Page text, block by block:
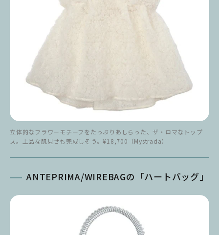
立体的なフラワーモチーフをたっぷりあしらった、ザ・ロマなトップ
ス。上品な肌見せも完成しそう。¥18,700（Mystrada）
ANTEPRIMA/WIREBAGの「ハートバッグ」